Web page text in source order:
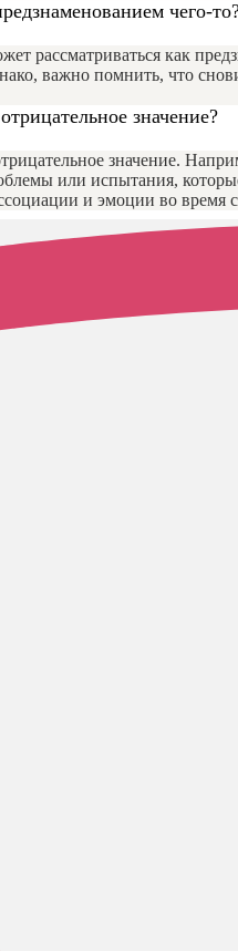
чего-
рассматриваться как
важно помнить, что
значение?
значение.
или испытания,
и эмоции во время